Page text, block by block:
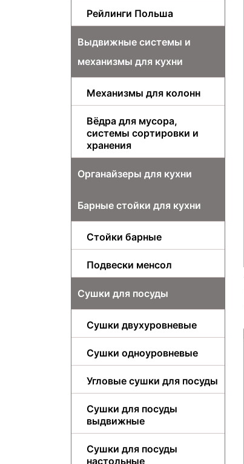
Рейлинги Польша
Выдвижные системы и
механизмы для кухни
Механизмы для колонн
Вёдра для мусора,
системы сортировки и
хранения
Органайзеры для кухни
Барные стойки для кухни
Стойки барные
Подвески менсол
Сушки для посуды
Сушки двухуровневые
Сушки одноуровневые
Угловые сушки для посуды
Сушки для посуды
выдвижные
Сушки для посуды
настольные